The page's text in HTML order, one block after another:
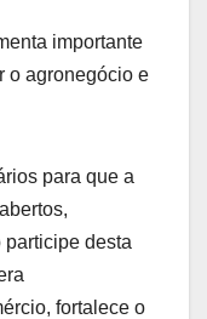
importante
o agronegócio e
para que a
desta
fortalece o